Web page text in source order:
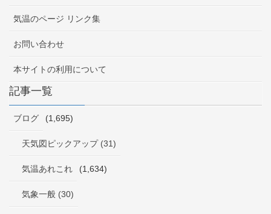
気温のページ リンク集
お問い合わせ
本サイトの利用について
記事一覧
ブログ (1,695)
天気図ピックアップ (31)
気温あれこれ (1,634)
気象一般 (30)